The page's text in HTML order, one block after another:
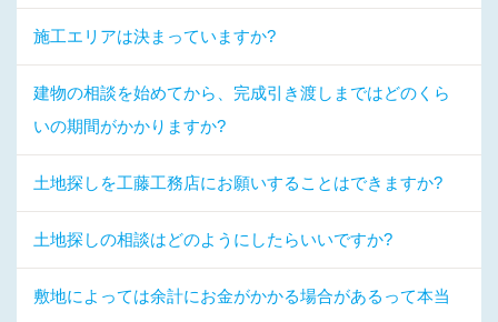
施工エリアは決まっていますか?
建物の相談を始めてから、完成引き渡しまではどのくら
いの期間がかかりますか?
土地探しを工藤工務店にお願いすることはできますか?
土地探しの相談はどのようにしたらいいですか?
敷地によっては余計にお金がかかる場合があるって本当